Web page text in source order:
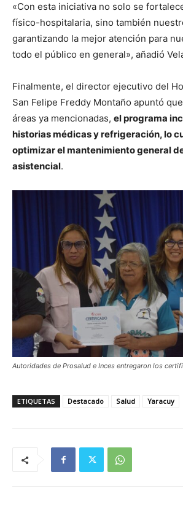
«Con esta iniciativa no solo se
físico-hospitalaria, sino también
garantizando la mejor atención para
todo el público en general», añadió
Finalmente, el director ejecutivo del
San Felipe Freddy Montaño apuntó
áreas ya mencionadas, el programa
historias médicas y refrigeración, lo
optimizar el mantenimiento general
asistencial.
Autoridades de Prosalud e Inces entregaron los
ETIQUETAS Destacado Salud Yaracuy